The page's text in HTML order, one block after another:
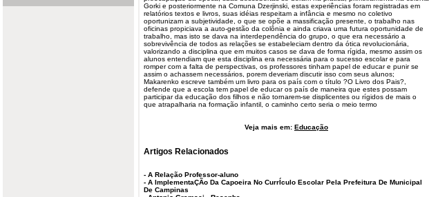
Gorki e posteriormente na Comuna Dzerjinski, estas experiências foram registradas em
relatórios textos e livros, suas idéias respeitam a infância e mesmo no coletivo
oportunizam a subjetividade, o que se opõe a massificação presente, o trabalho nas
oficinas propiciava a auto-gestão da colônia e ainda criava uma futura oportunidade de
trabalho, mas isto se dava na interdependência do grupo, o que era necessário a
sobrevivência de todos as relações se estabeleciam dentro da ótica revolucionária,
valorizando a disciplina que em muitos casos se dava de forma rígida, mesmo assim os
alunos entendiam que esta disciplina era necessária para o sucesso escolar e para
romper com a falta de perspectivas, os professores tinham papel de educar e punir se
assim o achassem necessários, porem deveriam discutir isso com seus alunos;
Makarenko escreve também um livro para os país com o título ?O Livro dos Pais?,
defende que a escola tem papel de educar os país de maneira que estes possam
participar da educação dos filhos e não tornarem-se displicentes ou rígidos de mais o
que atrapalharia na formação infantil, o caminho certo seria o meio termo
Veja mais em: Educação
Artigos Relacionados
- A Relação Professor-aluno
- A ImplementaÇÃo Da Capoeira No CurrÍculo Escolar Pela Prefeitura De Municipal
De Campinas